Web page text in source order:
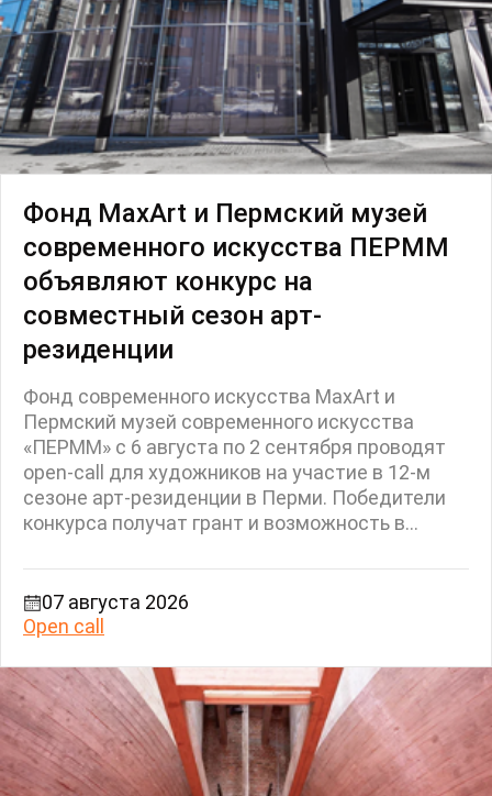
Фонд MaxArt и Пермский музей
современного искусства ПЕРММ
объявляют конкурс на
совместный сезон арт-
резиденции
Фонд современного искусства MaxArt и
Пермский музей современного искусства
«ПЕРММ» с 6 августа по 2 сентября проводят
open-call для художников на участие в 12-м
сезоне арт-резиденции в Перми. Победители
конкурса получат грант и возможность в...
07 августа 2026
Open call